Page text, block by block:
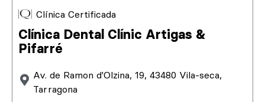
Clínica Certificada
Clínica Dental Clínic Artigas &
Pifarré
Av. de Ramon d'Olzina, 19, 43480 Vila-seca,
Tarragona